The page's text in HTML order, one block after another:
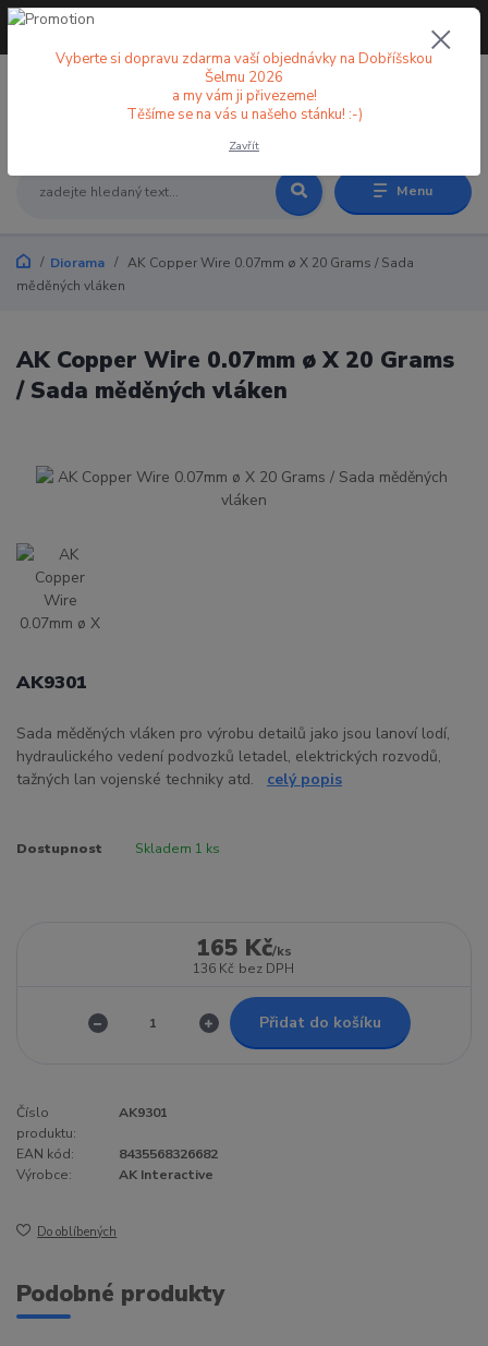
Menu
+420 773 998 582
Diorama
AK Copper Wire 0.07mm ø X 20 Grams / Sada
měděných vláken
AK Copper Wire 0.07mm ø X 20 Grams
/ Sada měděných vláken
AK9301
Sada měděných vláken pro výrobu detailů jako jsou lanoví lodí,
hydraulického vedení podvozků letadel, elektrických rozvodů,
tažných lan vojenské techniky atd. celý popis
Dostupnost Skladem 1 ks
165 Kč/ks
136 Kč bez DPH
Přidat do košíku
Číslo
produktu:
AK9301
EAN kód:
8435568326682
Výrobce:
AK Interactive
Do oblíbených
Podobné produkty
Vyberte si dopravu zdarma vaší objednávky na Dobříšskou
Šelmu 2026
a my vám ji přivezeme!
Těšíme se na vás u našeho stánku! :-)
Zavřít